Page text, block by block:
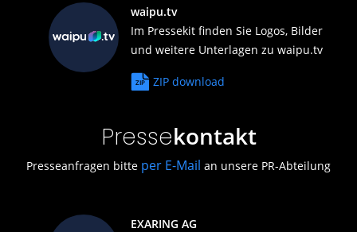
waipu.tv
Im Pressekit finden Sie Logos, Bilder
und weitere Unterlagen zu waipu.tv
ZIP download
Pressekontakt
Presseanfragen bitte per E-Mail an unsere PR-Abteilung
EXARING AG